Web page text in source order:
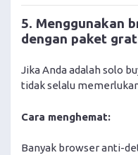
5. Menggunakan
dengan paket
Jika Anda adalah solo
tidak selalu
Cara menghemat:
Banyak browser anti-